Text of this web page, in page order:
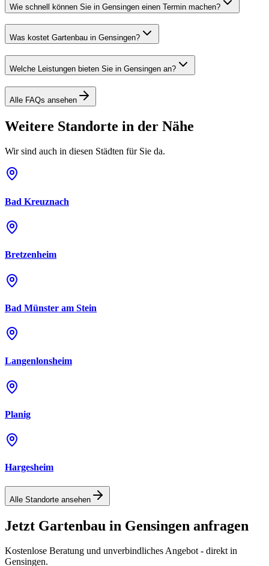
Wie schnell können Sie in Gensingen einen Termin machen?
Was kostet Gartenbau in Gensingen?
Welche Leistungen bieten Sie in Gensingen an?
Alle FAQs ansehen
Weitere Standorte in der Nähe
Wir sind auch in diesen Städten für Sie da.
Bad Kreuznach
Bretzenheim
Bad Münster am Stein
Langenlonsheim
Planig
Hargesheim
Alle Standorte ansehen
Jetzt Gartenbau in Gensingen anfragen
Kostenlose Beratung und unverbindliches Angebot - direkt in
Gensingen.